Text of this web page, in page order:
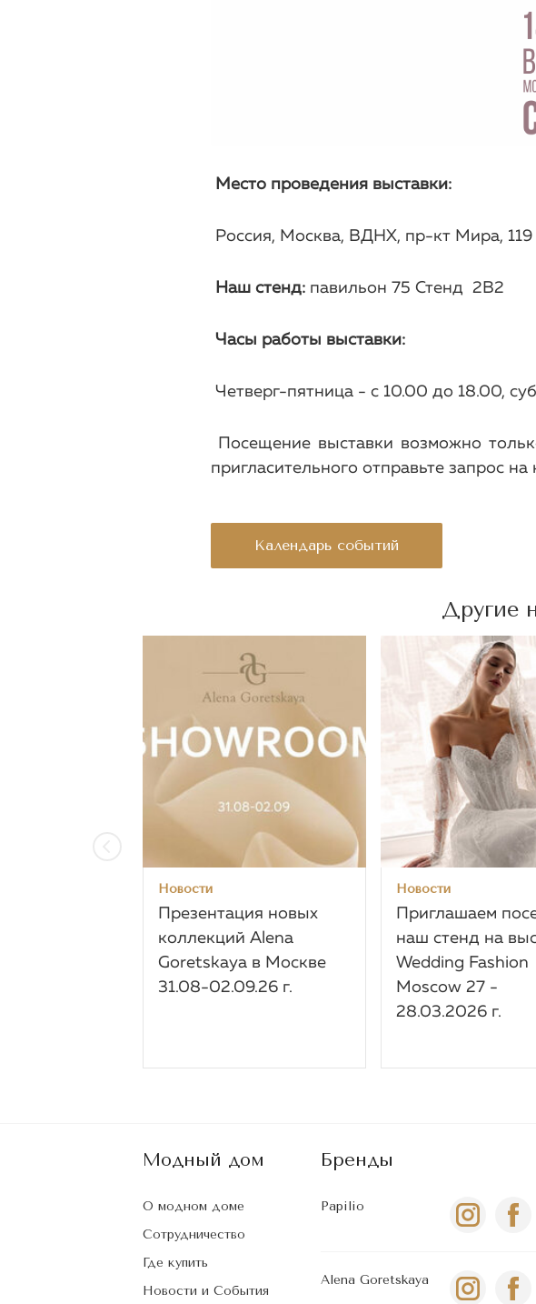
Место проведения выставки:
Россия, Москва, ВДНХ, пр-кт Мира, 119
Наш стенд: павильон 75 Стенд 2B2
Часы работы выставки:
Четверг-пятница - с 10.00 до 18.00,
Посещение выставки возможно
пригласительного отправьте запрос
Календарь событий
Другие
Новости
Презентация новых
коллекций Alena
Goretskaya в Москве
31.08-02.09.26 г.
Новости
Приглашаем
наш стенд на
Wedding Fashion
Moscow 27 -
28.03.2026 г.
Модный дом
О модном доме
Сотрудничество
Где купить
Новости и События
Бренды
Papilio
Alena Goretskaya